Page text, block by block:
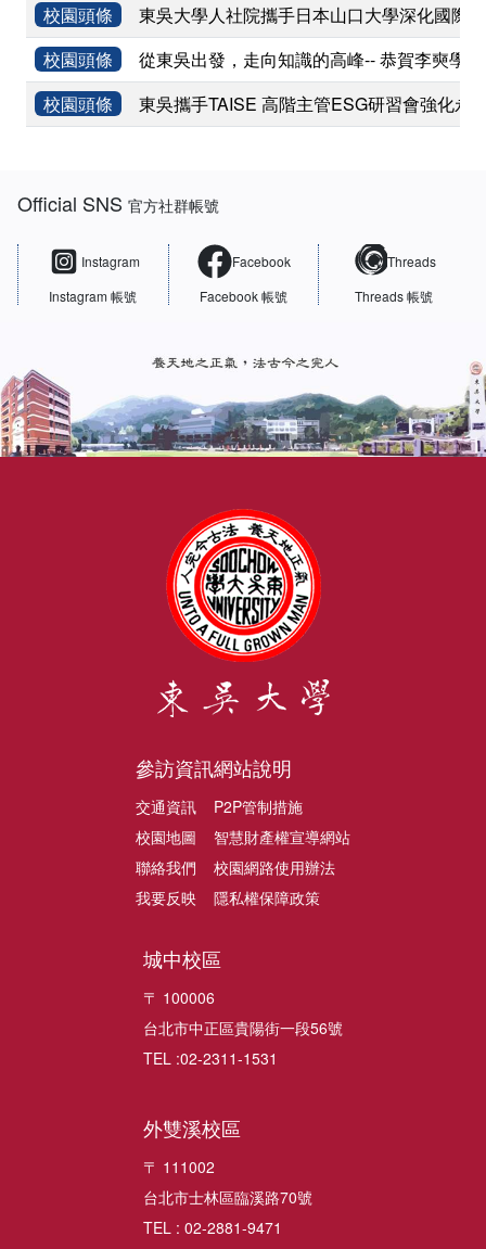
校園頭條
東吳大學人社院攜手日本山口大學深化國際
校園頭條
從東吳出發，走向知識的高峰-- 恭賀李奭學
校園頭條
東吳攜手TAISE 高階主管ESG研習會強化永
Official SNS官方社群帳號
Instagram
Instagram 帳號
Facebook
Facebook 帳號
Threads
Threads 帳號
參訪資訊
交通資訊
校園地圖
聯絡我們
我要反映
網站說明
P2P管制措施
智慧財產權宣導網站
校園網路使用辦法
隱私權保障政策
城中校區
〒 100006
台北市中正區貴陽街一段56號
TEL :02-2311-1531
外雙溪校區
〒 111002
台北市士林區臨溪路70號
TEL : 02-2881-9471